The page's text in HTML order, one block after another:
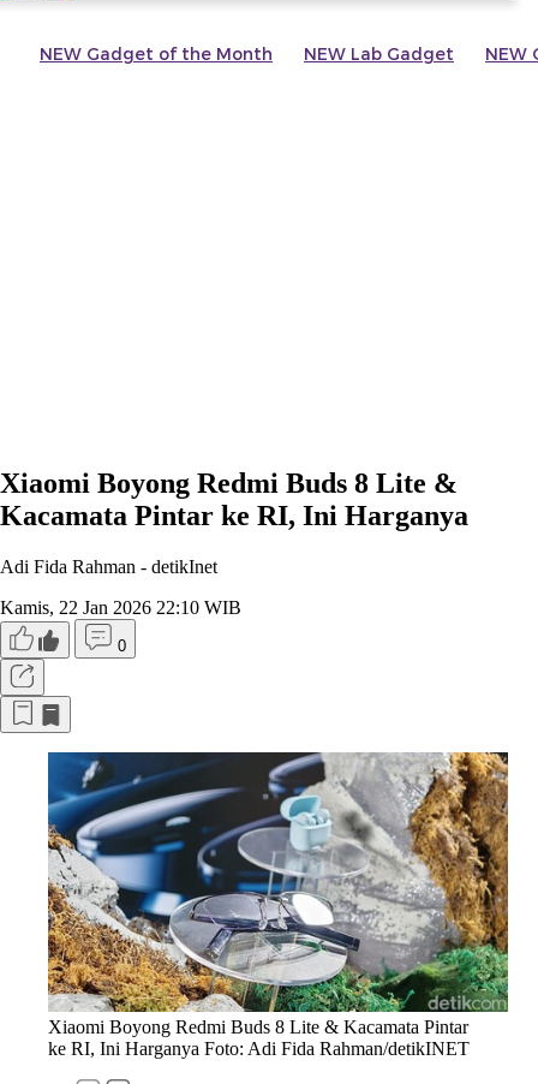
NEW Gadget of the Month NEW Lab Gadget NEW
Xiaomi Boyong Redmi Buds 8 Lite &
Kacamata Pintar ke RI, Ini Harganya
Adi Fida Rahman - detikInet
Kamis, 22 Jan 2026 22:10 WIB
0
Xiaomi Boyong Redmi Buds 8 Lite & Kacamata Pintar
ke RI, Ini Harganya Foto: Adi Fida Rahman/detikINET